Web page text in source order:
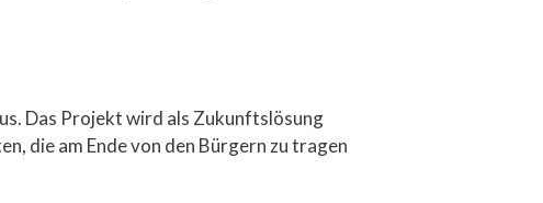
Das Projekt wird als Zukunftslösung
die am Ende von den Bürgern zu tragen